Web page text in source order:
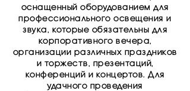
оснащенный оборудованием для
профессионального освещения и
звука, которые обязательны для
корпоративного вечера,
организации различных праздников
и торжеств, презентаций,
конференций и концертов. Для
удачного проведения